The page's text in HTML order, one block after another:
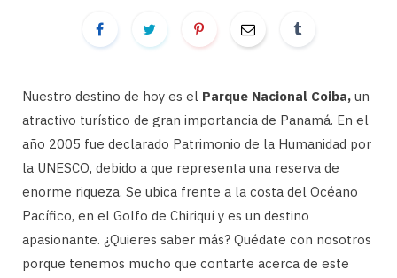
Nuestro destino de hoy es el Parque Nacional Coiba, un
atractivo turístico de gran importancia de Panamá. En el
año 2005 fue declarado Patrimonio de la Humanidad por
la UNESCO, debido a que representa una reserva de
enorme riqueza. Se ubica frente a la costa del Océano
Pacífico, en el Golfo de Chiriquí y es un destino
apasionante. ¿Quieres saber más? Quédate con nosotros
porque tenemos mucho que contarte acerca de este